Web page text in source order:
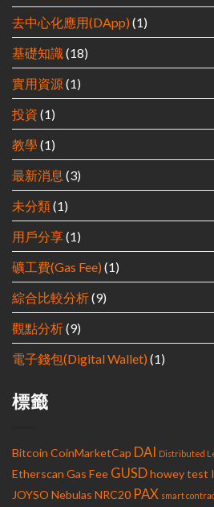
去中心化應用(DApp) (1)
基礎知識 (18)
實用資源(1)
投資 (1)
教學 (1)
最新消息 (3)
未分類(1)
用戶分享(1)
礦工費(Gas Fee) (1)
綜合比較分析(9)
觀點分析(9)
電子錢包(Digital Wallet) (1)
標籤
Bitcoin CoinMarketCap DAI Distributed
Etherscan Gas Fee GUSDhowey test
JOYSO Nebulas NRC20 PAX smart